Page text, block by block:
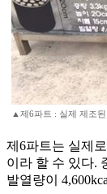
▲제6파트 : 실제 제조
제6파트는 실제
이라 할 수 있다.
발열량이